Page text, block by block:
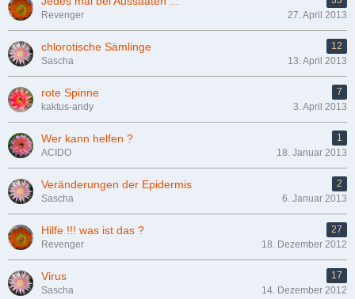
Revenger
27. April 2013
chlorotische Sämlinge
12
Sascha
13. April 2013
rote Spinne
7
kaktus-andy
3. April 2013
Wer kann helfen ?
1
ACIDO
18. Januar 2013
Veränderungen der Epidermis
2
Sascha
6. Januar 2013
Hilfe !!! was ist das ?
27
Revenger
18. Dezember 2012
Virus
17
Sascha
14. Dezember 2012